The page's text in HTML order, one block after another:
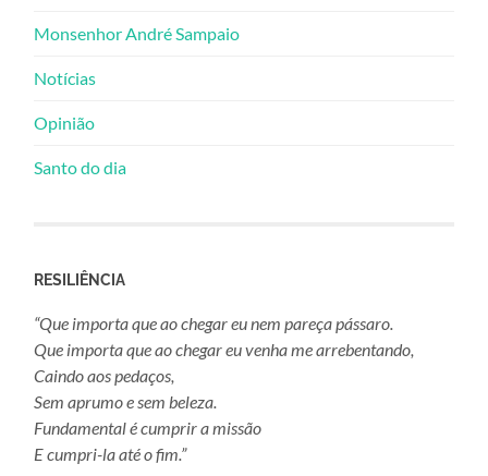
Monsenhor André Sampaio
Notícias
Opinião
Santo do dia
RESILIÊNCIA
“Que importa que ao chegar eu nem pareça pássaro.
Que importa que ao chegar eu venha me arrebentando,
Caindo aos pedaços,
Sem aprumo e sem beleza.
Fundamental é cumprir a missão
E cumpri-la até o fim.”